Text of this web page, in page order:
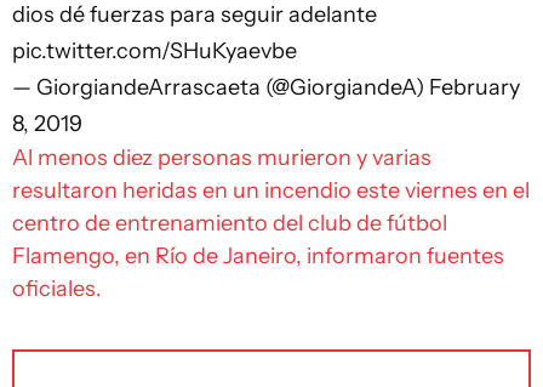
dios dé fuerzas para seguir adelante
pic.twitter.com/SHuKyaevbe
— GiorgiandeArrascaeta (@GiorgiandeA) February
8, 2019
Al menos diez personas murieron y varias
resultaron heridas en un incendio este viernes en el
centro de entrenamiento del club de fútbol
Flamengo, en Río de Janeiro, informaron fuentes
oficiales.